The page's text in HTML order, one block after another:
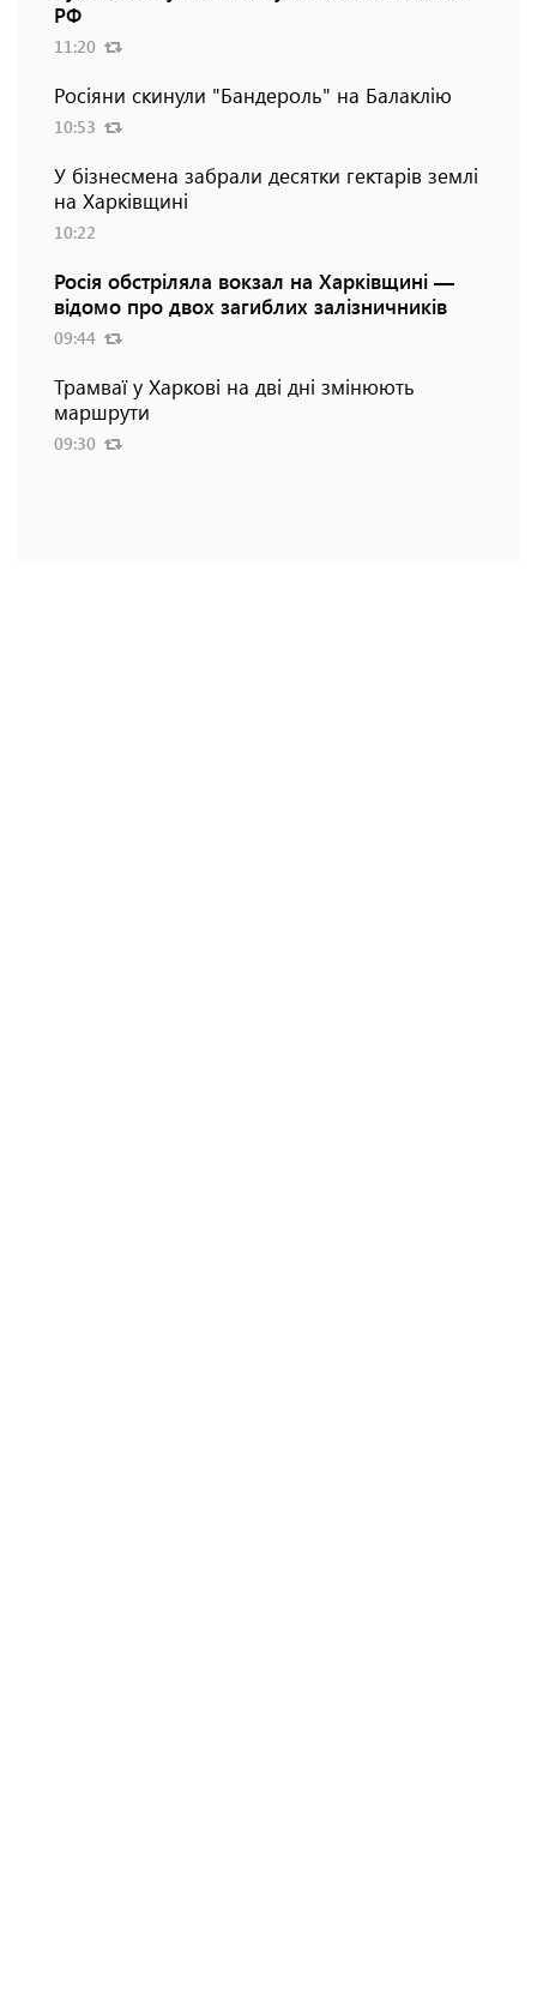
РФ
11:20
Росіяни скинули "Бандероль" на Балаклію
10:53
У бізнесмена забрали десятки гектарів землі
на Харківщині
10:22
Росія обстріляла вокзал на Харківщині —
відомо про двох загиблих залізничників
09:44
Трамваї у Харкові на дві дні змінюють
маршрути
09:30